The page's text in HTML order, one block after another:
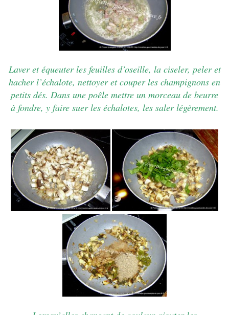
Laver et équeuter les feuilles d’oseille, la ciseler, peler et
hacher l’échalote, nettoyer et couper les champignons en
petits dés. Dans une poêle mettre un morceau de beurre
à fondre, y faire suer les échalotes, les saler légèrement.